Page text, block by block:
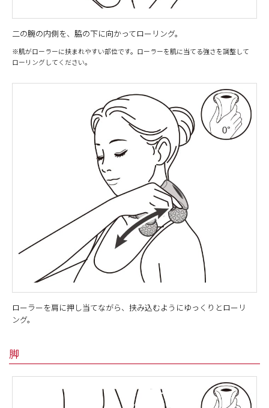
二の腕の内側を、脇の下に向かってローリング。
※肌がローラーに挟まれやすい部位です。ローラーを肌に当てる強さを調整して
ローリングしてください。
ローラーを肩に押し当てながら、挟み込むようにゆっくりとローリ
ング。
脚